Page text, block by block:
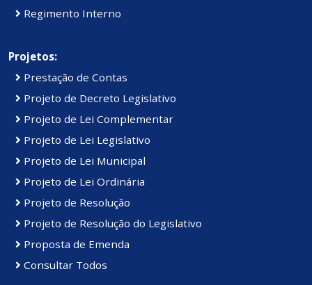
Regimento Interno
Projetos:
Prestação de Contas
Projeto de Decreto Legislativo
Projeto de Lei Complementar
Projeto de Lei Legislativo
Projeto de Lei Municipal
Projeto de Lei Ordinária
Projeto de Resolução
Projeto de Resolução do Legislativo
Proposta de Emenda
Consultar Todos